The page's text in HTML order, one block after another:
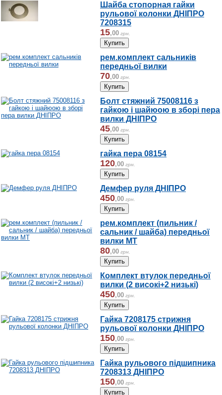
Шайба стопорная гайки
рульової колонки ДНІПРО
7208315
15,00 грн.
рем.комплект сальників
передньої вилки
70,00 грн.
Болт стяжний 75008116 з
гайкою і шайюою в зборі пера
вилки ДНІПРО
45,00 грн.
гайка пера 08154
120,00 грн.
Демфер руля ДНІПРО
450,00 грн.
рем.комплект (пильник /
сальник / шайба) передньої
вилки МТ
80,00 грн.
Комплект втулок передньої
вилки (2 високі+2 низькі)
450,00 грн.
Гайка 7208175 стрижня
рульової колонки ДНІПРО
150,00 грн.
Гайка рульового підшипника
7208313 ДНІПРО
150,00 грн.